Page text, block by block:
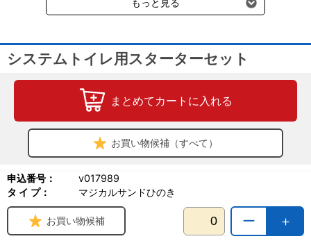
システムトイレ用スターターセット
まとめてカートに入れる
お買い物候補（すべて）
申込番号：
v017989
タ イ プ：
マジカルサンドひのき
＋
ー
お買い物候補